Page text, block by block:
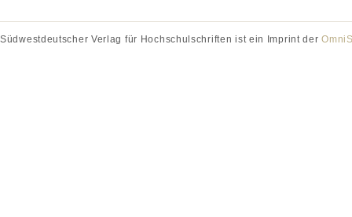
Südwestdeutscher Verlag für Hochschulschriften ist ein Imprint der